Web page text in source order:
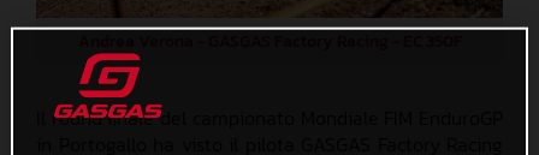
Il round finale del campionato Mondiale FIM EnduroGP